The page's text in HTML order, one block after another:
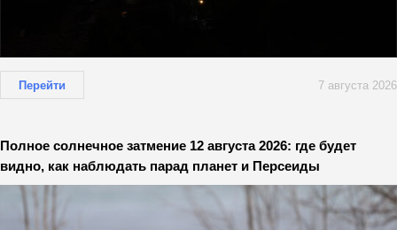
Перейти 7 августа 2026
Полное солнечное затмение 12 августа 2026: где будет
видно, как наблюдать парад планет и Персеиды